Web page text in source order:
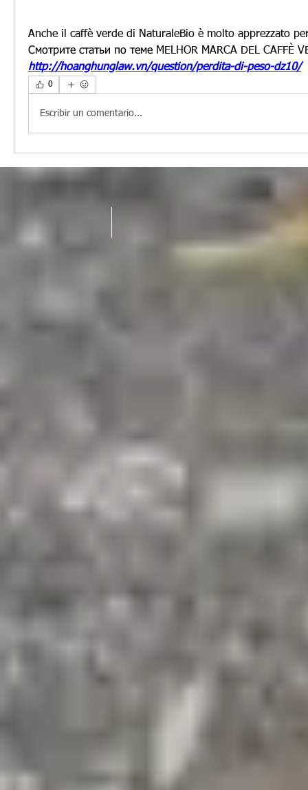
Anche il caffè verde di NaturaleBio è molto apprezzato
Смотрите статьи по теме MELHOR MARCA DEL CAFFÈ
http://hoanghunglaw.vn/question/perdita-di-peso-dz10/
0
Escribir un comentario...